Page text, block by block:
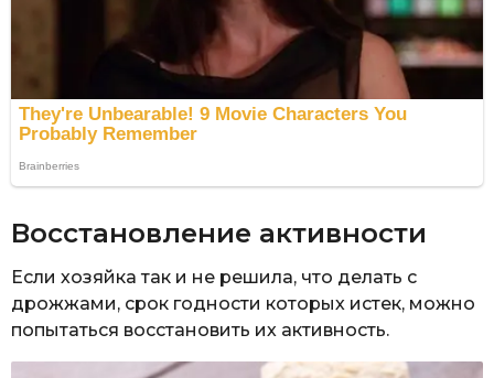
Восстановление активности
Если хозяйка так и не решила, что делать с
дрожжами, срок годности которых истек, можно
попытаться восстановить их активность.